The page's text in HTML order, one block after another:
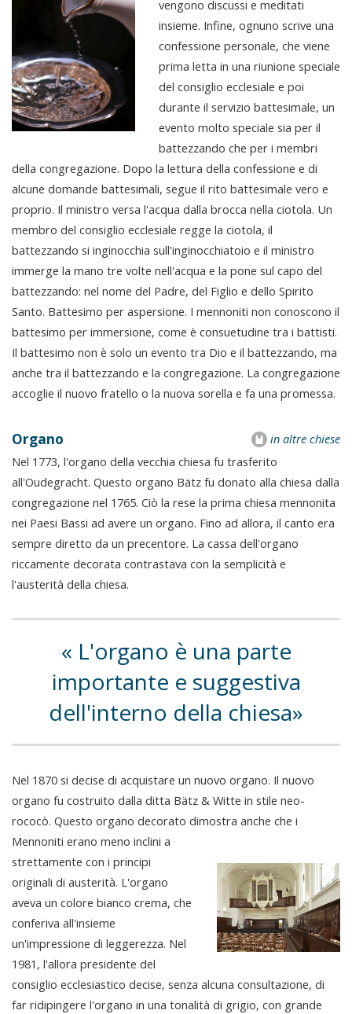
vengono discussi e meditati
insieme. Infine, ognuno scrive una
confessione personale, che viene
prima letta in una riunione speciale
del consiglio ecclesiale e poi
durante il servizio battesimale, un
evento molto speciale sia per il
battezzando che per i membri
della congregazione. Dopo la lettura della confessione e di
alcune domande battesimali, segue il rito battesimale vero e
proprio. Il ministro versa l'acqua dalla brocca nella ciotola. Un
membro del consiglio ecclesiale regge la ciotola, il
battezzando si inginocchia sull'inginocchiatoio e il ministro
immerge la mano tre volte nell'acqua e la pone sul capo del
battezzando: nel nome del Padre, del Figlio e dello Spirito
Santo. Battesimo per aspersione. I mennoniti non conoscono il
battesimo per immersione, come è consuetudine tra i battisti.
Il battesimo non è solo un evento tra Dio e il battezzando, ma
anche tra il battezzando e la congregazione. La congregazione
accoglie il nuovo fratello o la nuova sorella e fa una promessa.
in altre chiese
Organo
Nel 1773, l'organo della vecchia chiesa fu trasferito
all'Oudegracht. Questo organo Bätz fu donato alla chiesa dalla
congregazione nel 1765. Ciò la rese la prima chiesa mennonita
nei Paesi Bassi ad avere un organo. Fino ad allora, il canto era
sempre diretto da un precentore. La cassa dell'organo
riccamente decorata contrastava con la semplicità e
l'austerità della chiesa.
L'organo è una parte
importante e suggestiva
dell'interno della chiesa
Nel 1870 si decise di acquistare un nuovo organo. Il nuovo
organo fu costruito dalla ditta Bätz & Witte in stile neo-
rococò. Questo organo decorato dimostra anche che i
Mennoniti erano meno inclini a
strettamente con i principi
originali di austerità. L'organo
aveva un colore bianco crema, che
conferiva all'insieme
un'impressione di leggerezza. Nel
1981, l'allora presidente del
consiglio ecclesiastico decise, senza alcuna consultazione, di
far ridipingere l'organo in una tonalità di grigio, con grande